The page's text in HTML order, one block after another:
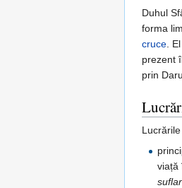
Duhul
forma
cruce .
prezent
prin
viață